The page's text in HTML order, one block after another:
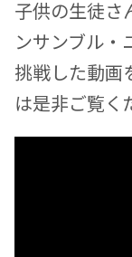
子供の生徒さ
ンサンブル・
挑戦した動画
は是非ご覧く